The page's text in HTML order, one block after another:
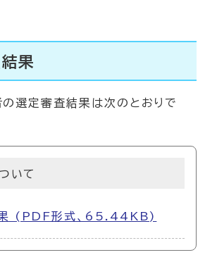
果
選定審査結果は次のとおりで
いて
(PDF形式、65.44KB)